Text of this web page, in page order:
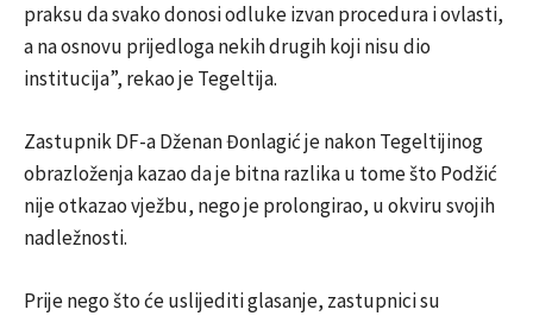
praksu da svako donosi odluke izvan procedura i ovlasti,
a na osnovu prijedloga nekih drugih koji nisu dio
institucija”, rekao je Tegeltija.
Zastupnik DF-a Dženan Đonlagić je nakon Tegeltijinog
obrazloženja kazao da je bitna razlika u tome što Podžić
nije otkazao vježbu, nego je prolongirao, u okviru svojih
nadležnosti.
Prije nego što će uslijediti glasanje, zastupnici su